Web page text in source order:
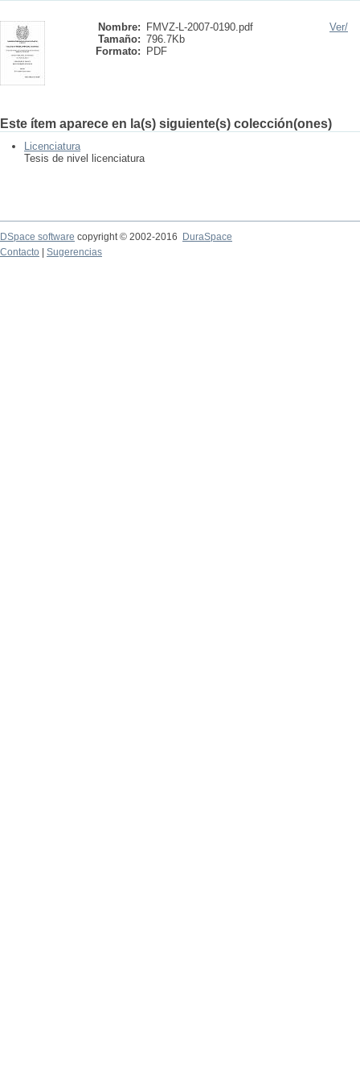
Nombre:
FMVZ-L-2007-0190.pdf
Tamaño: 796.7Kb
Formato:
PDF
Ver/
Este ítem aparece en la(s) siguiente(s) colección(ones)
Licenciatura
Tesis de nivel licenciatura
DSpace software copyright © 2002-2016
DuraSpace
Contacto
Sugerencias